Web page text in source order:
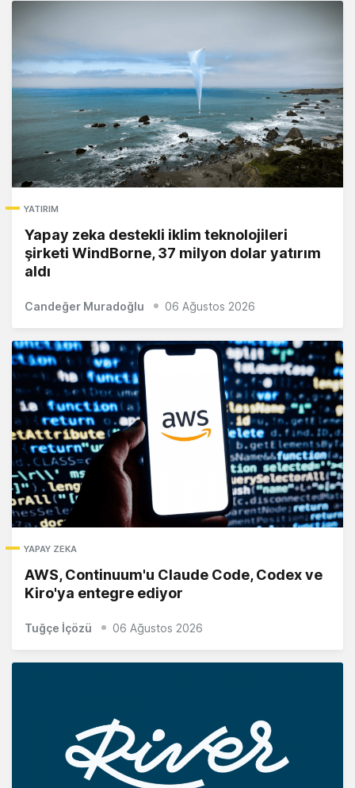
YATIRIM
Yapay zeka destekli iklim teknolojileri
şirketi WindBorne, 37 milyon dolar yatırım
aldı
Candeğer Muradoğlu 06 Ağustos 2026
YAPAY ZEKA
AWS, Continuum'u Claude Code, Codex ve
Kiro'ya entegre ediyor
Tuğçe İçözü 06 Ağustos 2026